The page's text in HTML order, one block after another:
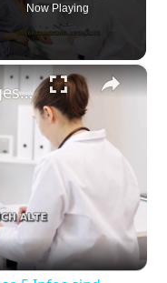
Now Playing
×
Beim Arzt nichts vergessen - Diese 5 Infos sind entscheidend!